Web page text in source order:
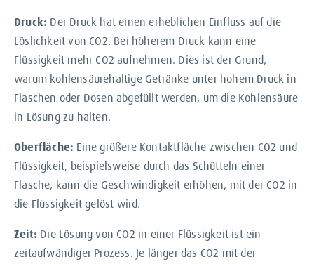
Druck: Der Druck hat einen erheblichen Einfluss auf die
Löslichkeit von CO2. Bei höherem Druck kann eine
Flüssigkeit mehr CO2 aufnehmen. Dies ist der Grund,
warum kohlensäurehaltige Getränke unter hohem Druck in
Flaschen oder Dosen abgefüllt werden, um die Kohlensäure
in Lösung zu halten.
Oberfläche: Eine größere Kontaktfläche zwischen CO2 und
Flüssigkeit, beispielsweise durch das Schütteln einer
Flasche, kann die Geschwindigkeit erhöhen, mit der CO2 in
die Flüssigkeit gelöst wird.
Zeit: Die Lösung von CO2 in einer Flüssigkeit ist ein
zeitaufwändiger Prozess. Je länger das CO2 mit der